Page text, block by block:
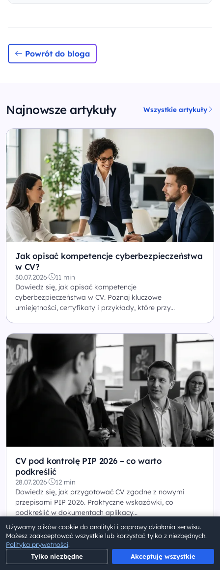
Powrót do bloga
Najnowsze artykuły Wszystkie artykuły
Jak opisać kompetencje cyberbezpieczeństwa
w CV?
30.07.2026· 11 min
Dowiedz się, jak opisać kompetencje
cyberbezpieczeństwa w CV. Poznaj kluczowe
umiejętności, certyfikaty i przykłady, które przy...
CV pod kontrolę PIP 2026 – co warto
podkreślić
28.07.2026· 12 min
Dowiedz się, jak przygotować CV zgodne z nowymi
przepisami PIP 2026. Praktyczne wskazówki, co
podkreślić w dokumentach aplikacy...
Używamy plików cookie do analityki i poprawy działania serwisu.
Możesz zaakceptować wszystkie lub korzystać tylko z niezbędnych.
Polityka prywatności.
Tylko niezbędne
Akceptuję wszystkie